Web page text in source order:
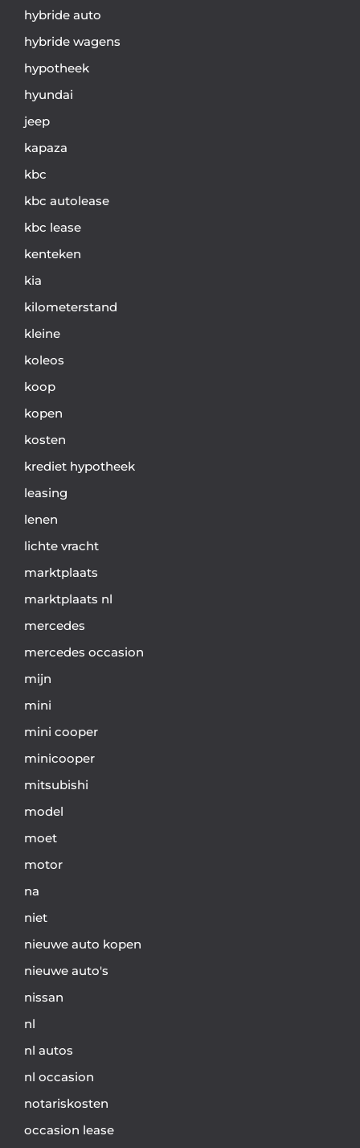
hybride auto
hybride wagens
hypotheek
hyundai
jeep
kapaza
kbc
kbc autolease
kbc lease
kenteken
kia
kilometerstand
kleine
koleos
koop
kopen
kosten
krediet hypotheek
leasing
lenen
lichte vracht
marktplaats
marktplaats nl
mercedes
mercedes occasion
mijn
mini
mini cooper
minicooper
mitsubishi
model
moet
motor
na
niet
nieuwe auto kopen
nieuwe auto's
nissan
nl
nl autos
nl occasion
notariskosten
occasion lease